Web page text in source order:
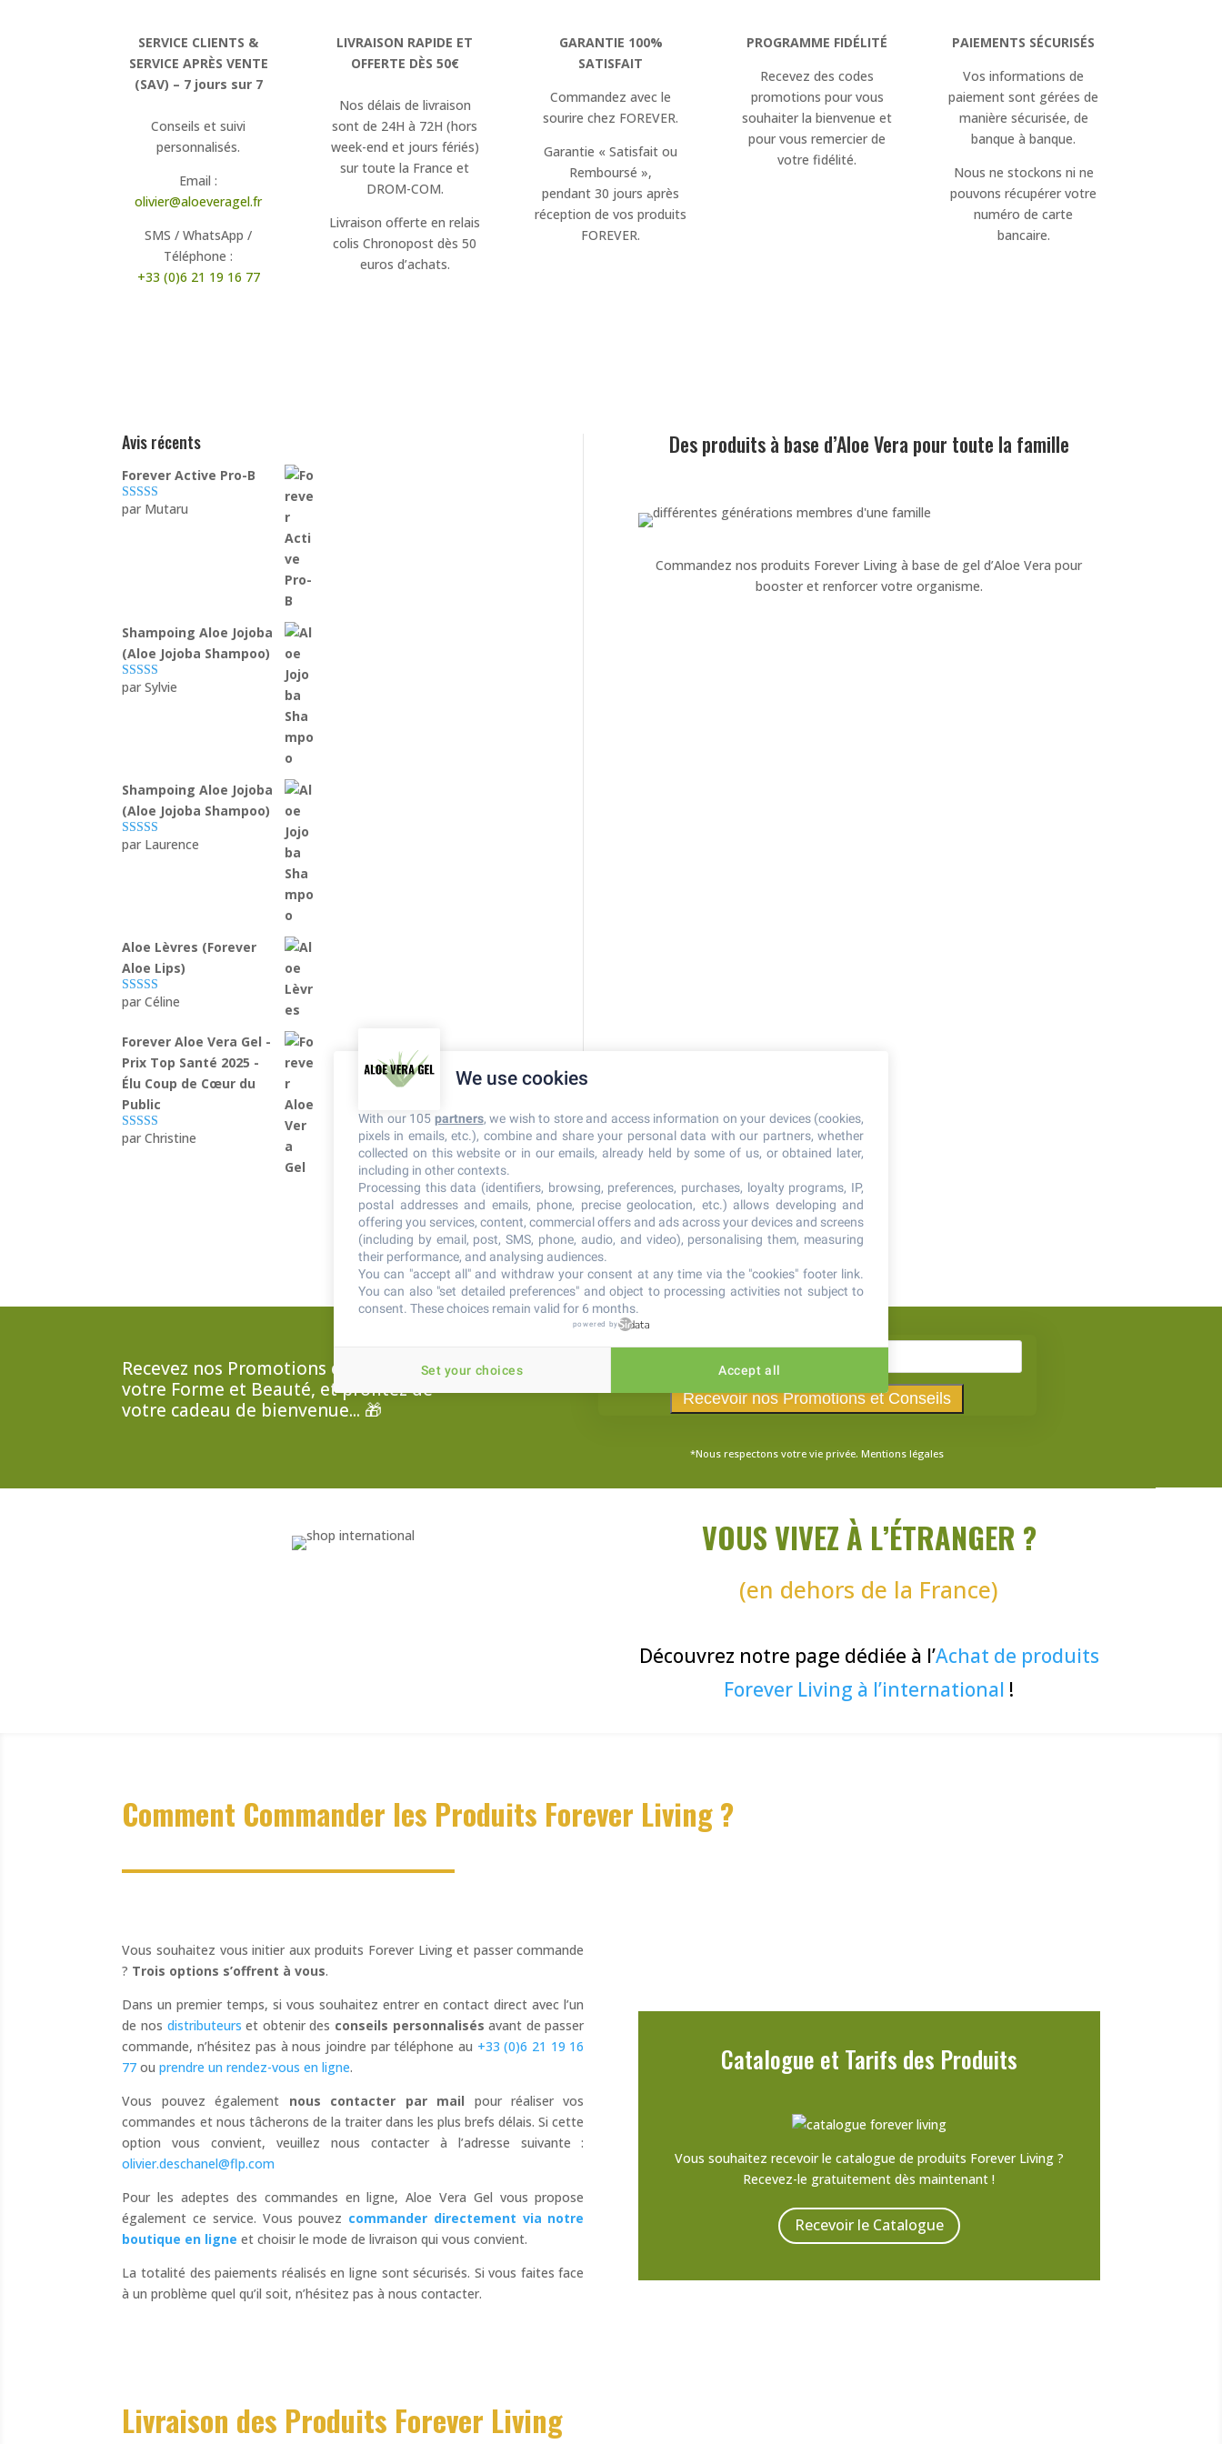
SERVICE CLIENTS &
SERVICE APRÈS VENTE
(SAV) – 7 jours sur 7
Conseils et suivi
personnalisés.
Email :
olivier@aloeveragel.fr
SMS / WhatsApp /
Téléphone :
+33 (0)6 21 19 16 77
LIVRAISON RAPIDE ET
OFFERTE DÈS 50€
Nos délais de livraison
sont de 24H à 72H (hors
week-end et jours fériés)
sur toute la France et
DROM-COM.
Livraison offerte en relais
colis Chronopost dès 50
euros d’achats.
GARANTIE 100%
SATISFAIT
Commandez avec le
sourire chez FOREVER.
Garantie « Satisfait ou
Remboursé »,
pendant 30 jours après
réception de vos produits
FOREVER.
PROGRAMME FIDÉLITÉ
Recevez des codes
promotions pour vous
souhaiter la bienvenue et
pour vous remercier de
votre fidélité.
PAIEMENTS SÉCURISÉS
Vos informations de
paiement sont gérées de
manière sécurisée, de
banque à banque.
Nous ne stockons ni ne
pouvons récupérer votre
numéro de carte
bancaire.
Avis récents
Forever Active Pro-B
Note4sur
par Mutaru
Shampoing Aloe Jojoba
(Aloe Jojoba Shampoo)
Note5sur 5
par Sylvie
Shampoing Aloe Jojoba
(Aloe Jojoba Shampoo)
Note5sur 5
par Laurence
Aloe Lèvres (Forever
Aloe Lips)
Note5sur 5
par Céline
Forever Aloe Vera Gel -
Prix Top Santé 2025 -
Élu Coup de Cœur du
Public
Note5sur 5
par Christine
Des produits à base d’Aloe Vera pour toute la famille
Commandez nos produits Forever Living à base de gel d’Aloe Vera pour
booster et renforcer votre organisme.
Recevez nos Promotions et Conseils pour
votre Forme et Beauté, et profitez de
votre cadeau de bienvenue... 🎁
*Nous respectons votre vie privée.Mentions légales
VOUS VIVEZ À L’ÉTRANGER ?
(en dehors de la France)
Découvrez notre page dédiée à l’Achat de produits
Forever Living à l’international !
Comment Commander les Produits Forever Living ?
Vous souhaitez vous initier aux produits Forever Living et passer commande
? Trois options s’offrent à vous.
Dans un premier temps, si vous souhaitez entrer en contact direct avec l’un
de nos distributeurs et obtenir des conseils personnalisés avant de passer
commande, n’hésitez pas à nous joindre par téléphone au +33 (0)6 21 19 16
77 ouprendre un rendez-vous en ligne.
Vous pouvez également nous contacter par mail pour réaliser vos
commandes et nous tâcherons de la traiter dans les plus brefs délais. Si cette
option vous convient, veuillez nous contacter à l’adresse suivante :
olivier.deschanel@flp.com
Pour les adeptes des commandes en ligne, Aloe Vera Gel vous propose
également ce service. Vous pouvez commander directement via notre
boutique en ligne et choisir le mode de livraison qui vous convient.
La totalité des paiements réalisés en ligne sont sécurisés. Si vous faites face
à un problème quel qu’il soit, n’hésitez pas à nous contacter.
Catalogue et Tarifs des Produits
Vous souhaitez recevoir le catalogue de produits Forever Living ?
Recevez-le gratuitement dès maintenant !
Recevoir le Catalogue
Livraison des Produits Forever Living
We use cookies
With our 105 partners, we wish to store and access information on your devices (cookies,
pixels in emails, etc.), combine and share your personal data with our partners, whether
collected on this website or in our emails, already held by some of us, or obtained later,
including in other contexts.
Processing this data (identifiers, browsing, preferences, purchases, loyalty programs, IP,
postal addresses and emails, phone, precise geolocation, etc.) allows developing and
offering you services, content, commercial offers and ads across your devices and screens
(including by email, post, SMS, phone, audio, and video), personalising them, measuring
their performance, and analysing audiences.
You can "accept all" and withdraw your consent at any time via the "cookies" footer link.
You can also "set detailed preferences" and object to processing activities not subject to
consent. These choices remain valid for 6 months.
powered by
Set your choices Accept all